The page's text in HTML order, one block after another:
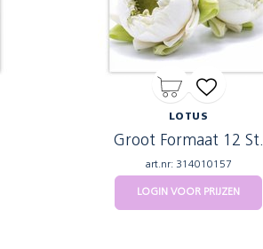
LOTUS
Groot Formaat 12 St.
art.nr: 314010157
LOGIN VOOR PRIJZEN